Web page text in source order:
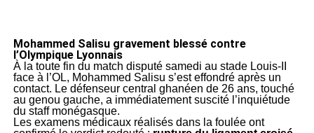
Mohammed Salisu gravement blessé contre
l’Olympique Lyonnais
À la toute fin du match disputé samedi au stade Louis-II
face à l’OL, Mohammed Salisu s’est effondré après un
contact. Le défenseur central ghanéen de 26 ans, touché
au genou gauche, a immédiatement suscité l’inquiétude
du staff monégasque.
Les examens médicaux réalisés dans la foulée ont